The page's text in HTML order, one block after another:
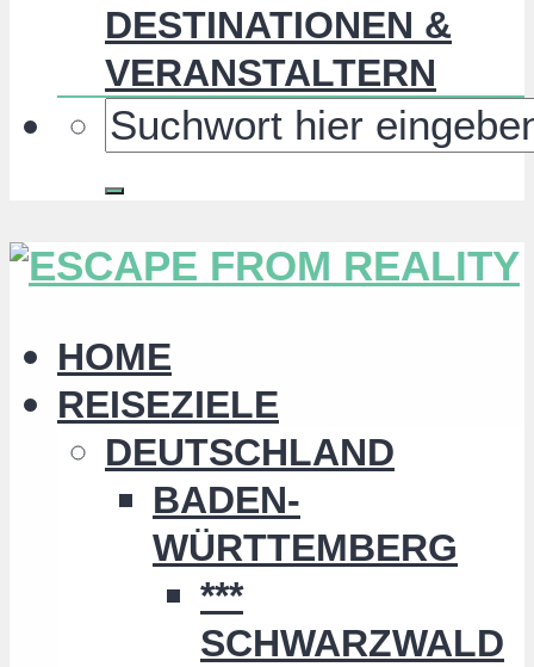
DESTINATIONEN &
VERANSTALTERN
HOME
REISEZIELE
DEUTSCHLAND
BADEN-
WÜRTTEMBERG
***
SCHWARZWALD